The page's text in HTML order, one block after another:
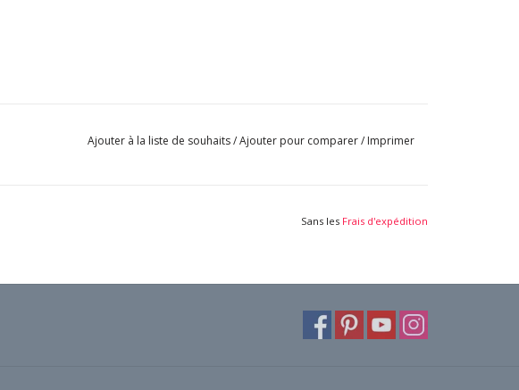
Ajouter à la liste de souhaits/Ajouter pour comparer/ Imprimer
Sans les Frais d'expédition